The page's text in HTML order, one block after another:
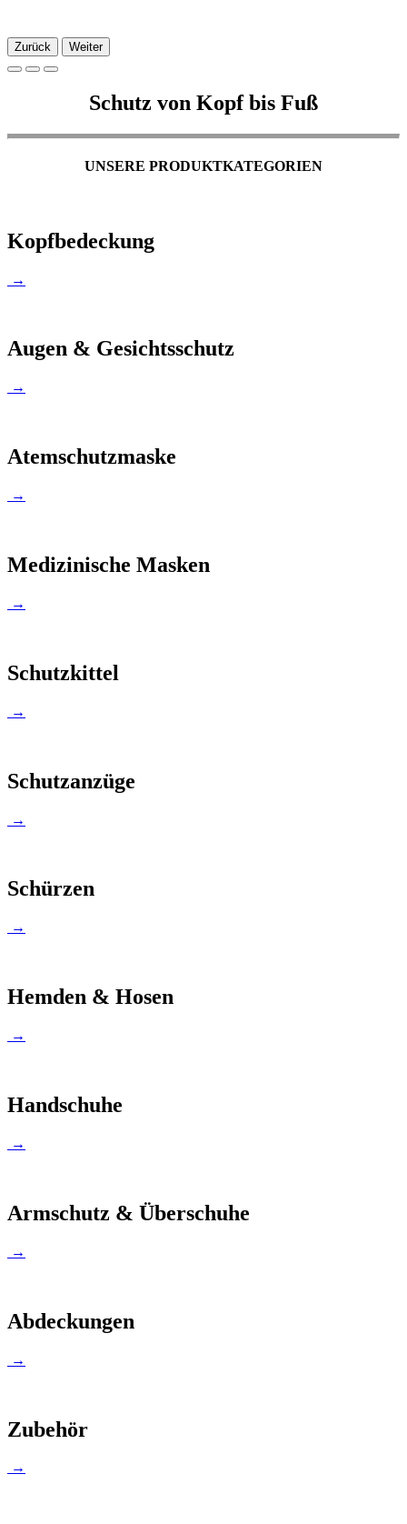
Zurück Weiter
Schutz von Kopf bis Fuß
UNSERE PRODUKTKATEGORIEN
Kopfbedeckung
→
Augen & Gesichtsschutz
→
Atemschutzmaske
→
Medizinische Masken
→
Schutzkittel
→
Schutzanzüge
→
Schürzen
→
Hemden & Hosen
→
Handschuhe
→
Armschutz & Überschuhe
→
Abdeckungen
→
Zubehör
→